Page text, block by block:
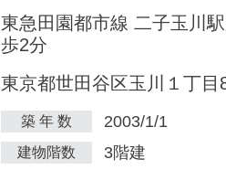
東急田園都市線 二子玉川
歩2分
東京都世田谷区玉川１丁目
築 年 数 2003/1/1
建物階数 3階建